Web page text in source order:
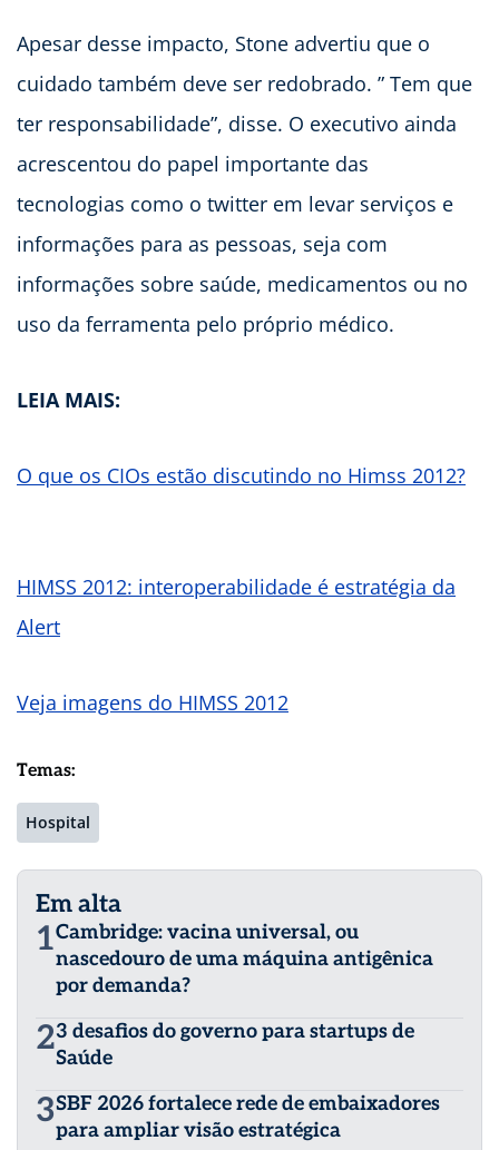
Apesar desse impacto, Stone advertiu que o
cuidado também deve ser redobrado. ” Tem que
ter responsabilidade”, disse. O executivo ainda
acrescentou do papel importante das
tecnologias como o twitter em levar serviços e
informações para as pessoas, seja com
informações sobre saúde, medicamentos ou no
uso da ferramenta pelo próprio médico.
LEIA MAIS:
O que os CIOs estão discutindo no Himss 2012?
HIMSS 2012: interoperabilidade é estratégia da
Alert
Veja imagens do HIMSS 2012
Temas:
Hospital
Em alta
1Cambridge: vacina universal, ou
nascedouro de uma máquina antigênica
por demanda?
23 desafios do governo para startups de
Saúde
3SBF 2026 fortalece rede de embaixadores
para ampliar visão estratégica